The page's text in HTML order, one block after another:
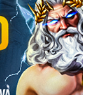
se majke mole